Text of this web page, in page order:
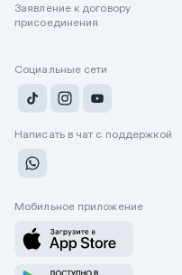
Заявление к договору
присоединения
Социальные сети
Написать в чат с поддержкой
Мобильное приложение